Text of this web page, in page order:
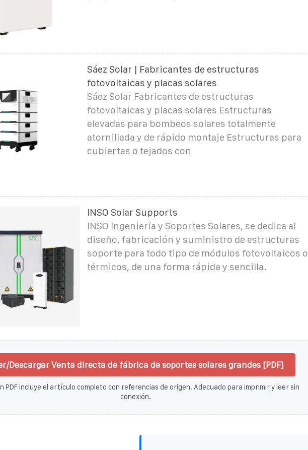
Sáez Solar | Fabricantes de estructuras
fotovoltaicas y placas solares
Sáez Solar Fabricantes de estructuras
fotovoltaicas y placas solares Estructuras
elevadas para bombeos solares totalmente
atornillada y de rápido montaje Estructuras para
cubiertas o tejados con
INSO Solar Supports
INSO Ingeniería y Soportes Solares, se dedica al
diseño, fabricación y suministro de estructuras
soporte para todo tipo de módulos fotovoltaicos o
térmicos, de una forma rápida y sencilla.
Descargar Venta directa de fábrica de soportes solares grandes [PDF]
PDF incluye el artículo completo con referencias de origen. Adecuado para imprimir y leer sin
conexión.